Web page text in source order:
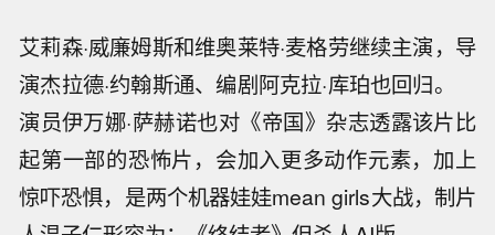
艾莉森·威廉姆斯和维奥莱特·麦格劳继续主演，导
演杰拉德·约翰斯通、编剧阿克拉·库珀也回归。
演员伊万娜·萨赫诺也对《帝国》杂志透露该片比
起第一部的恐怖片，会加入更多动作元素，加上
惊吓恐惧，是两个机器娃娃mean girls大战，制片